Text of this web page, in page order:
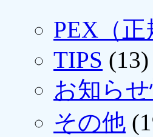
PEX（
TIPS (13)
お知ら
その他